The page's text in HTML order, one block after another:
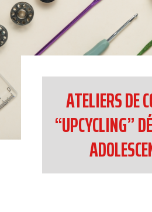
ATELIERS DE
“UPCYCLING”